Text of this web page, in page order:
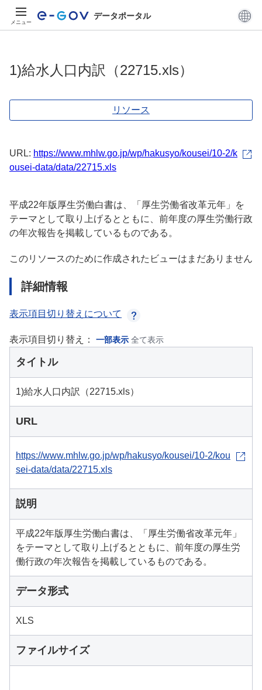
メニュー
データポータル
1)給水人口内訳（22715.xls）
リソース
URL: https://www.mhlw.go.jp/wp/hakusyo/kousei/10-2/k
ousei-data/data/22715.xls
平成22年版厚生労働白書は、「厚生労働省改革元年」を
テーマとして取り上げるとともに、前年度の厚生労働行政
の年次報告を掲載しているものである。
このリソースのために作成されたビューはまだありません
詳細情報
表示項目切り替えについて
表示項目切り替え： 一部表示 全て表示
タイトル
1)給水人口内訳（22715.xls）
URL
https://www.mhlw.go.jp/wp/hakusyo/kousei/10-2/kou
sei-data/data/22715.xls
説明
平成22年版厚生労働白書は、「厚生労働省改革元年」
をテーマとして取り上げるとともに、前年度の厚生労
働行政の年次報告を掲載しているものである。
データ形式
XLS
ファイルサイズ